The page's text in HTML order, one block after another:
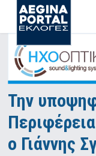
Την
ο Γιάννης